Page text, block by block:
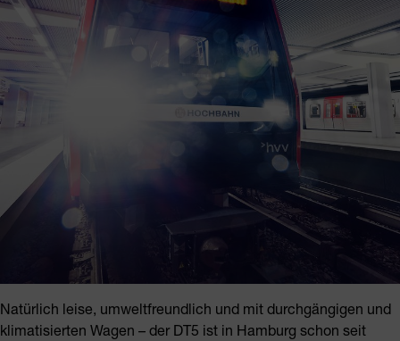
Natürlich leise, umweltfreundlich und mit durchgängigen und
klimatisierten Wagen – der DT5 ist in Hamburg schon seit